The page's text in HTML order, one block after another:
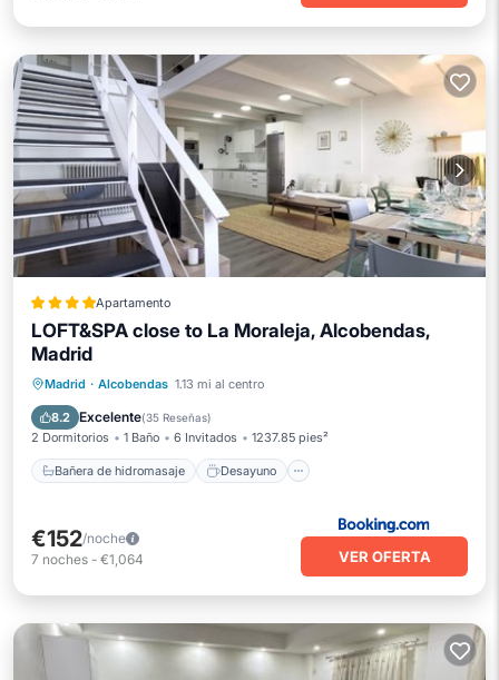
Apartamento
LOFT&SPA close to La Moraleja, Alcobendas,
Madrid
Madrid · Alcobendas 1.13 mi al centro
8.2 Excelente(35 Reseñas)
2 Dormitorios 1 Baño 6 Invitados 1237.85 pies²
Bañera de hidromasaje Desayuno
Bañera de hidromasaje
Aparcamiento
€152/noche
7 noches - €1,064 VER OFERTA